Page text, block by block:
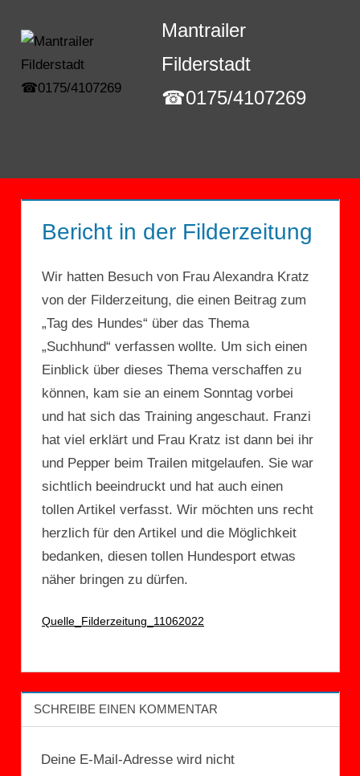
Inhalt
springen
Mantrailer
Filderstadt
☎0175/4107269
Bericht in der Filderzeitung
Wir hatten Besuch von Frau Alexandra Kratz
von der Filderzeitung, die einen Beitrag zum
„Tag des Hundes“ über das Thema
„Suchhund“ verfassen wollte. Um sich einen
Einblick über dieses Thema verschaffen zu
können, kam sie an einem Sonntag vorbei
und hat sich das Training angeschaut. Franzi
hat viel erklärt und Frau Kratz ist dann bei ihr
und Pepper beim Trailen mitgelaufen. Sie war
sichtlich beeindruckt und hat auch einen
tollen Artikel verfasst. Wir möchten uns recht
herzlich für den Artikel und die Möglichkeit
bedanken, diesen tollen Hundesport etwas
näher bringen zu dürfen.
Quelle_Filderzeitung_11062022
SCHREIBE EINEN KOMMENTAR
Deine E-Mail-Adresse wird nicht